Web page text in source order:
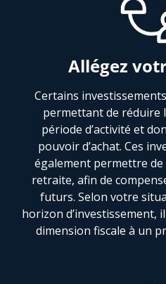
Allégez
Certains
permettant de réduire
période d’activité et
pouvoir d’achat. Ces
également permettre
retraite, afin de
futurs. Selon votre
horizon d’investissement,
dimension fiscale à un